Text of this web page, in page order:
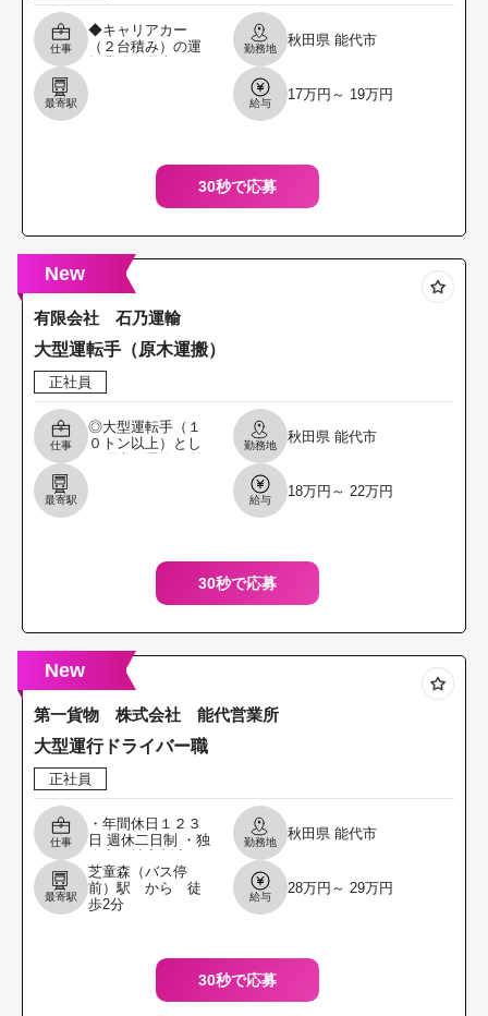
仕事
◆キャリアカー
（２台積み）の運
勤務地
秋田県 能代市
最寄駅 給与
17万円～ 19万円
30秒で応募
New
有限会社 石乃運輸
大型運転手（原木運搬）
正社員
仕事
◎大型運転手（１
０トン以上）とし
勤務地
秋田県 能代市
最寄駅 給与
18万円～ 22万円
30秒で応募
New
第一貨物 株式会社 能代営業所
大型運行ドライバー職
正社員
仕事
・年間休日１２３
日 週休二日制 ・独
り（その他、福利
厚生充実） ・大型
トラックを運転
勤務地
秋田県 能代市
最寄駅
芝童森（バス停
前）駅 から 徒
歩2分
給与
28万円～ 29万円
30秒で応募